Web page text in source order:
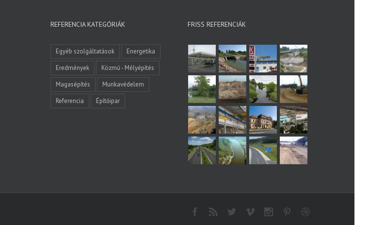
REFERENCIA KATEGÓRIÁK
Egyéb szolgáltatások
Energetika
Eredmények
Közmű - Mélyépítés
Magasépítés
Munkavédelem
Referencia
Építőipar
FRISS REFERENCIÁK
Facebook
Rss TwitterVimeo Instagram
PinterestDribbble